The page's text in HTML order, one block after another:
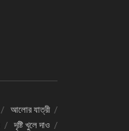
আলোর যাত্রী
দৃষ্টি খুলে দাও